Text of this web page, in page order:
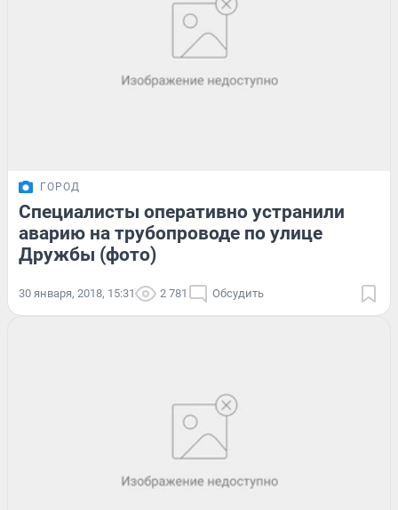
ГОРОД
Специалисты оперативно устранили
аварию на трубопроводе по улице
Дружбы (фото)
30 января, 2018, 15:31 2 781 Обсудить